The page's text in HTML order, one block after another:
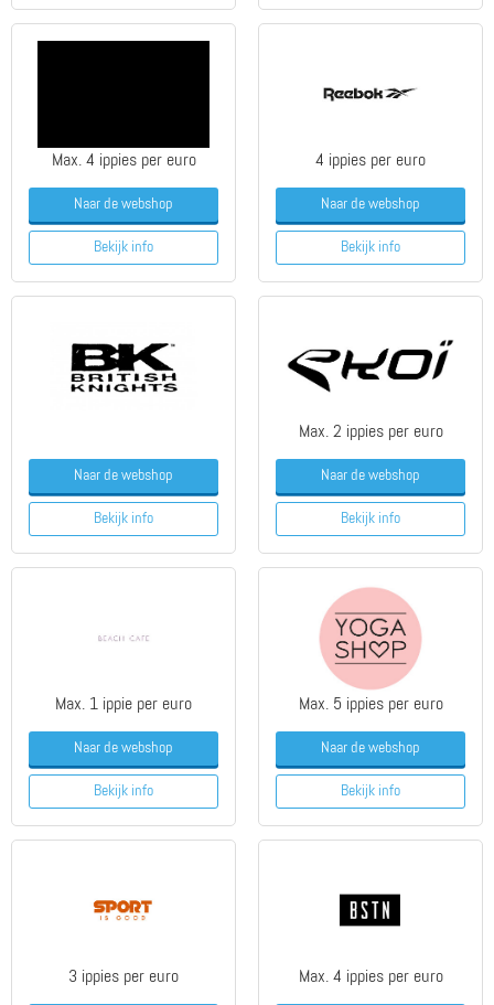
Max. 4 ippies per euro
Naar de webshop
Bekijk info
4 ippies per euro
Naar de webshop
Bekijk info
Naar de webshop
Bekijk info
Max. 2 ippies per euro
Naar de webshop
Bekijk info
Max. 1 ippie per euro
Naar de webshop
Bekijk info
Max. 5 ippies per euro
Naar de webshop
Bekijk info
3 ippies per euro Max. 4 ippies per euro